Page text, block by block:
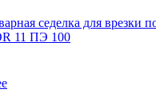
седелка для врезки
11 ПЭ 100